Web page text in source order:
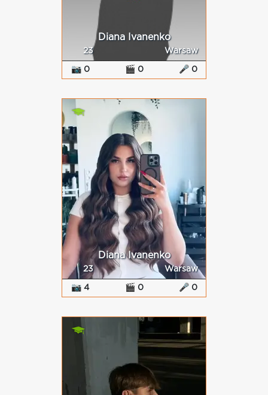
Diana Ivanenko
23 Warsaw
📷 0 🎬 0 🎤 0
Diana Ivanenko
23 Warsaw
📷 4 🎬 0 🎤 0